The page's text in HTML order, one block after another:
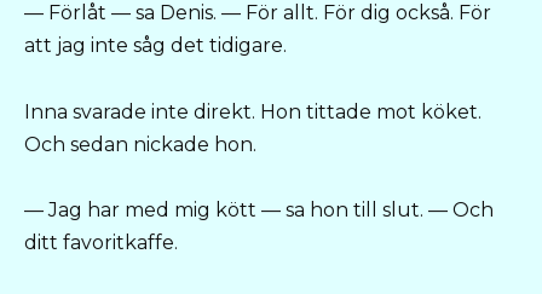
— Förlåt — sa Denis. — För allt. För dig också. För
att jag inte såg det tidigare.
Inna svarade inte direkt. Hon tittade mot köket.
Och sedan nickade hon.
— Jag har med mig kött — sa hon till slut. — Och
ditt favoritkaffe.